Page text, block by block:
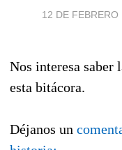
12 DE
Nos interesa saber
esta bitácora.
Déjanos un